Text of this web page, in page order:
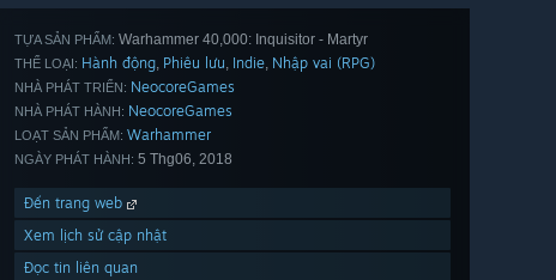
TỰA SẢN PHẨM: Warhammer 40,000: Inquisitor - Martyr
THỂ LOẠI: Hành động, Phiêu lưu, Indie, Nhập vai (RPG)
NHÀ PHÁT TRIỂN: NeocoreGames
NHÀ PHÁT HÀNH: NeocoreGames
LOẠT SẢN PHẨM: Warhammer
NGÀY PHÁT HÀNH: 5 Thg06, 2018
Đến trang web
Xem lịch sử cập nhật
Đọc tin liên quan